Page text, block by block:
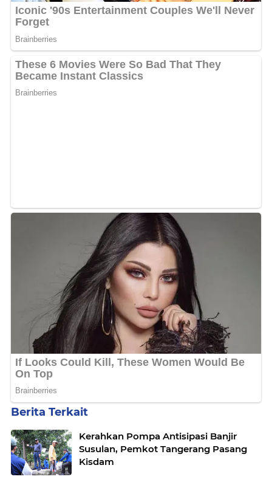
Berita Terkait
Kerahkan Pompa Antisipasi Banjir
Susulan, Pemkot Tangerang Pasang
Kisdam